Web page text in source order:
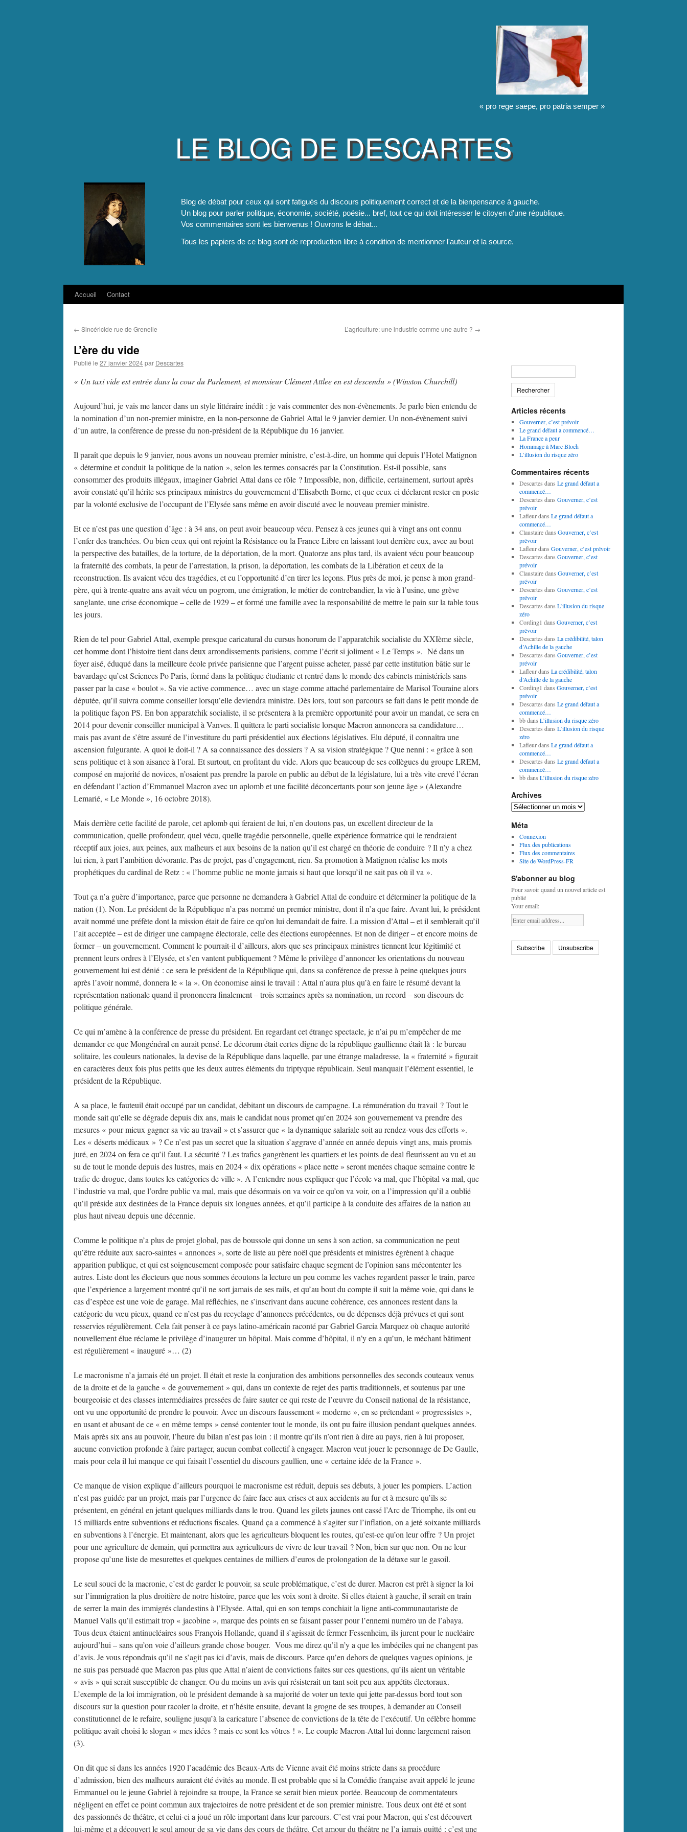
« pro rege saepe, pro patria semper »
LE BLOG DE DESCARTES
Blog de débat pour ceux qui sont fatigués du discours politiquement correct et de la bienpensance à gauche.
Un blog pour parler politique, économie, société, poésie... bref, tout ce qui doit intéresser le citoyen d'une république.
Vos commentaires sont les bienvenus ! Ouvrons le débat...
Tous les papiers de ce blog sont de reproduction libre à condition de mentionner l'auteur et la source.
Aller
contenu
Accueil Contact
← Sincéricide rue de Grenelle L’agriculture: une industrie comme une autre ? →
L’ère du vide
Publié le 27 janvier 2024par Descartes
« Un taxi vide est entrée dans la cour du Parlement, et monsieur Clément Attlee en est descendu » (Winston Churchill)
Aujourd’hui, je vais me lancer dans un style littéraire inédit : je vais commenter des non-évènements. Je parle bien entendu de
la nomination d’un non-premier ministre, en la non-personne de Gabriel Attal le 9 janvier dernier. Un non-évènement suivi
d’un autre, la conférence de presse du non-président de la République du 16 janvier.
Il paraît que depuis le 9 janvier, nous avons un nouveau premier ministre, c’est-à-dire, un homme qui depuis l’Hotel Matignon
« détermine et conduit la politique de la nation », selon les termes consacrés par la Constitution. Est-il possible, sans
consommer des produits illégaux, imaginer Gabriel Attal dans ce rôle ? Impossible, non, difficile, certainement, surtout après
avoir constaté qu’il hérite ses principaux ministres du gouvernement d’Elisabeth Borne, et que ceux-ci déclarent rester en poste
par la volonté exclusive de l’occupant de l’Elysée sans même en avoir discuté avec le nouveau premier ministre.
Et ce n’est pas une question d’âge : à 34 ans, on peut avoir beaucoup vécu. Pensez à ces jeunes qui à vingt ans ont connu
l’enfer des tranchées. Ou bien ceux qui ont rejoint la Résistance ou la France Libre en laissant tout derrière eux, avec au bout
la perspective des batailles, de la torture, de la déportation, de la mort. Quatorze ans plus tard, ils avaient vécu pour beaucoup
la fraternité des combats, la peur de l’arrestation, la prison, la déportation, les combats de la Libération et ceux de la
reconstruction. Ils avaient vécu des tragédies, et eu l’opportunité d’en tirer les leçons. Plus près de moi, je pense à mon grand-
père, qui à trente-quatre ans avait vécu un pogrom, une émigration, le métier de contrebandier, la vie à l’usine, une grève
sanglante, une crise économique – celle de 1929 – et formé une famille avec la responsabilité de mettre le pain sur la table tous
les jours.
Rien de tel pour Gabriel Attal, exemple presque caricatural du cursus honorum de l’apparatchik socialiste du XXIème siècle,
cet homme dont l’histoire tient dans deux arrondissements parisiens, comme l’écrit si joliment « Le Temps ». Né dans un
foyer aisé, éduqué dans la meilleure école privée parisienne que l’argent puisse acheter, passé par cette institution bâtie sur le
bavardage qu’est Sciences Po Paris, formé dans la politique étudiante et rentré dans le monde des cabinets ministériels sans
passer par la case « boulot ». Sa vie active commence… avec un stage comme attaché parlementaire de Marisol Touraine alors
députée, qu’il suivra comme conseiller lorsqu’elle deviendra ministre. Dès lors, tout son parcours se fait dans le petit monde de
la politique façon PS. En bon apparatchik socialiste, il se présentera à la première opportunité pour avoir un mandat, ce sera en
2014 pour devenir conseiller municipal à Vanves. Il quittera le parti socialiste lorsque Macron annoncera sa candidature…
mais pas avant de s’être assuré de l’investiture du parti présidentiel aux élections législatives. Elu député, il connaîtra une
ascension fulgurante. A quoi le doit-il ? A sa connaissance des dossiers ? A sa vision stratégique ? Que nenni : « grâce à son
sens politique et à son aisance à l’oral. Et surtout, en profitant du vide. Alors que beaucoup de ses collègues du groupe LREM,
composé en majorité de novices, n’osaient pas prendre la parole en public au début de la législature, lui a très vite crevé l’écran
en défendant l’action d’Emmanuel Macron avec un aplomb et une facilité déconcertants pour son jeune âge » (Alexandre
Lemarié, « Le Monde », 16 octobre 2018).
Mais derrière cette facilité de parole, cet aplomb qui feraient de lui, n’en doutons pas, un excellent directeur de la
communication, quelle profondeur, quel vécu, quelle tragédie personnelle, quelle expérience formatrice qui le rendraient
réceptif aux joies, aux peines, aux malheurs et aux besoins de la nation qu’il est chargé en théorie de conduire ? Il n’y a chez
lui rien, à part l’ambition dévorante. Pas de projet, pas d’engagement, rien. Sa promotion à Matignon réalise les mots
prophétiques du cardinal de Retz : « l’homme public ne monte jamais si haut que lorsqu’il ne sait pas où il va ».
Tout ça n’a guère d’importance, parce que personne ne demandera à Gabriel Attal de conduire et déterminer la politique de la
nation (1). Non. Le président de la République n’a pas nommé un premier ministre, dont il n’a que faire. Avant lui, le président
avait nommé une préfète dont la mission était de faire ce qu’on lui demandait de faire. La mission d’Attal – et il semblerait qu’il
l’ait acceptée – est de diriger une campagne électorale, celle des élections européennes. Et non de diriger – et encore moins de
former – un gouvernement. Comment le pourrait-il d’ailleurs, alors que ses principaux ministres tiennent leur légitimité et
prennent leurs ordres à l’Elysée, et s’en vantent publiquement ? Même le privilège d’annoncer les orientations du nouveau
gouvernement lui est dénié : ce sera le président de la République qui, dans sa conférence de presse à peine quelques jours
après l’avoir nommé, donnera le « la ». On économise ainsi le travail : Attal n’aura plus qu’à en faire le résumé devant la
représentation nationale quand il prononcera finalement – trois semaines après sa nomination, un record – son discours de
politique générale.
Ce qui m’amène à la conférence de presse du président. En regardant cet étrange spectacle, je n’ai pu m’empêcher de me
demander ce que Mongénéral en aurait pensé. Le décorum était certes digne de la république gaullienne était là : le bureau
solitaire, les couleurs nationales, la devise de la République dans laquelle, par une étrange maladresse, la « fraternité » figurait
en caractères deux fois plus petits que les deux autres éléments du triptyque républicain. Seul manquait l’élément essentiel, le
président de la République.
A sa place, le fauteuil était occupé par un candidat, débitant un discours de campagne. La rémunération du travail ? Tout le
monde sait qu’elle se dégrade depuis dix ans, mais le candidat nous promet qu’en 2024 son gouvernement va prendre des
mesures « pour mieux gagner sa vie au travail » et s’assurer que « la dynamique salariale soit au rendez-vous des efforts ».
Les « déserts médicaux » ? Ce n’est pas un secret que la situation s’aggrave d’année en année depuis vingt ans, mais promis
juré, en 2024 on fera ce qu’il faut. La sécurité ? Les trafics gangrènent les quartiers et les points de deal fleurissent au vu et au
su de tout le monde depuis des lustres, mais en 2024 « dix opérations « place nette » seront menées chaque semaine contre le
trafic de drogue, dans toutes les catégories de ville ». A l’entendre nous expliquer que l’école va mal, que l’hôpital va mal, que
l’industrie va mal, que l’ordre public va mal, mais que désormais on va voir ce qu’on va voir, on a l’impression qu’il a oublié
qu’il préside aux destinées de la France depuis six longues années, et qu’il participe à la conduite des affaires de la nation au
plus haut niveau depuis une décennie.
Comme le politique n’a plus de projet global, pas de boussole qui donne un sens à son action, sa communication ne peut
qu’être réduite aux sacro-saintes « annonces », sorte de liste au père noël que présidents et ministres égrènent à chaque
apparition publique, et qui est soigneusement composée pour satisfaire chaque segment de l’opinion sans mécontenter les
autres. Liste dont les électeurs que nous sommes écoutons la lecture un peu comme les vaches regardent passer le train, parce
que l’expérience a largement montré qu’il ne sort jamais de ses rails, et qu’au bout du compte il suit la même voie, qui dans le
cas d’espèce est une voie de garage. Mal réfléchies, ne s’inscrivant dans aucune cohérence, ces annonces restent dans la
catégorie du vœu pieux, quand ce n’est pas du recyclage d’annonces précédentes, ou de dépenses déjà prévues et qui sont
resservies régulièrement. Cela fait penser à ce pays latino-américain raconté par Gabriel Garcia Marquez où chaque autorité
nouvellement élue réclame le privilège d’inaugurer un hôpital. Mais comme d’hôpital, il n’y en a qu’un, le méchant bâtiment
est régulièrement « inauguré »… (2)
Le macronisme n’a jamais été un projet. Il était et reste la conjuration des ambitions personnelles des seconds couteaux venus
de la droite et de la gauche « de gouvernement » qui, dans un contexte de rejet des partis traditionnels, et soutenus par une
bourgeoisie et des classes intermédiaires pressées de faire sauter ce qui reste de l’œuvre du Conseil national de la résistance,
ont vu une opportunité de prendre le pouvoir. Avec un discours faussement « moderne », en se prétendant « progressistes »,
en usant et abusant de ce « en même temps » censé contenter tout le monde, ils ont pu faire illusion pendant quelques années.
Mais après six ans au pouvoir, l’heure du bilan n’est pas loin : il montre qu’ils n’ont rien à dire au pays, rien à lui proposer,
aucune conviction profonde à faire partager, aucun combat collectif à engager. Macron veut jouer le personnage de De Gaulle,
mais pour cela il lui manque ce qui faisait l’essentiel du discours gaullien, une « certaine idée de la France ».
Ce manque de vision explique d’ailleurs pourquoi le macronisme est réduit, depuis ses débuts, à jouer les pompiers. L’action
n’est pas guidée par un projet, mais par l’urgence de faire face aux crises et aux accidents au fur et à mesure qu’ils se
présentent, en général en jetant quelques milliards dans le trou. Quand les gilets jaunes ont cassé l’Arc de Triomphe, ils ont eu
15 milliards entre subventions et réductions fiscales. Quand ça a commencé à s’agiter sur l’inflation, on a jeté soixante milliards
en subventions à l’énergie. Et maintenant, alors que les agriculteurs bloquent les routes, qu’est-ce qu’on leur offre ? Un projet
pour une agriculture de demain, qui permettra aux agriculteurs de vivre de leur travail ? Non, bien sur que non. On ne leur
propose qu’une liste de mesurettes et quelques centaines de milliers d’euros de prolongation de la détaxe sur le gasoil.
Le seul souci de la macronie, c’est de garder le pouvoir, sa seule problématique, c’est de durer. Macron est prêt à signer la loi
sur l’immigration la plus droitière de notre histoire, parce que les voix sont à droite. Si elles étaient à gauche, il serait en train
de serrer la main des immigrés clandestins à l’Elysée. Attal, qui en son temps conchiait la ligne anti-communautariste de
Manuel Valls qu’il estimait trop « jacobine », marque des points en se faisant passer pour l’ennemi numéro un de l’abaya.
Tous deux étaient antinucléaires sous François Hollande, quand il s’agissait de fermer Fessenheim, ils jurent pour le nucléaire
aujourd’hui – sans qu’on voie d’ailleurs grande chose bouger. Vous me direz qu’il n’y a que les imbéciles qui ne changent pas
d’avis. Je vous répondrais qu’il ne s’agit pas ici d’avis, mais de discours. Parce qu’en dehors de quelques vagues opinions, je
ne suis pas persuadé que Macron pas plus que Attal n’aient de convictions faites sur ces questions, qu’ils aient un véritable
« avis » qui serait susceptible de changer. Ou du moins un avis qui résisterait un tant soit peu aux appétits électoraux.
L’exemple de la loi immigration, où le président demande à sa majorité de voter un texte qui jette par-dessus bord tout son
discours sur la question pour racoler la droite, et n’hésite ensuite, devant la grogne de ses troupes, à demander au Conseil
constitutionnel de le refaire, souligne jusqu’à la caricature l’absence de convictions de la tête de l’exécutif. Un célèbre homme
politique avait choisi le slogan « mes idées ? mais ce sont les vôtres ! ». Le couple Macron-Attal lui donne largement raison
(3).
On dit que si dans les années 1920 l’académie des Beaux-Arts de Vienne avait été moins stricte dans sa procédure
d’admission, bien des malheurs auraient été évités au monde. Il est probable que si la Comédie française avait appelé le jeune
Emmanuel ou le jeune Gabriel à rejoindre sa troupe, la France se serait bien mieux portée. Beaucoup de commentateurs
négligent en effet ce point commun aux trajectoires de notre président et de son premier ministre. Tous deux ont été et sont
des passionnés de théâtre, et celui-ci a joué un rôle important dans leur parcours. C’est vrai pour Macron, qui s’est découvert
lui-même et a découvert le seul amour de sa vie dans des cours de théâtre. Cet amour du théâtre ne l’a jamais quitté : c’est une
Articles récents
Gouverner, c’est prévoir
Le grand défaut a commencé…
La France a peur
Hommage à Marc Bloch
L’illusion du risque zéro
Commentaires récents
Descartes dans Le grand défaut a
commencé…
Descartes dans Gouverner, c’est
prévoir
Lafleurdans Le grand défaut a
commencé…
Claustairedans Gouverner, c’est
prévoir
Lafleurdans Gouverner, c’est prévoir
Descartes dans Gouverner, c’est
prévoir
Claustairedans Gouverner, c’est
prévoir
Descartes dans Gouverner, c’est
prévoir
Descartes dans L’illusion du risque
zéro
Cording1 dans Gouverner, c’est
prévoir
Descartes dans La crédibilité, talon
d’Achille de la gauche
Descartes dans Gouverner, c’est
prévoir
Lafleurdans La crédibilité, talon
d’Achille de la gauche
Cording1 dans Gouverner, c’est
prévoir
Descartes dans Le grand défaut a
commencé…
bbdans L’illusion du risque zéro
Descartes dans L’illusion du risque
zéro
Lafleurdans Le grand défaut a
commencé…
Descartes dans Le grand défaut a
commencé…
bbdans L’illusion du risque zéro
Archives
Archives
Méta
Connexion
Flux des publications
Flux des commentaires
Site de WordPress-FR
S'abonner au blog
Pour savoir quand un nouvel article est
publié
Your email: